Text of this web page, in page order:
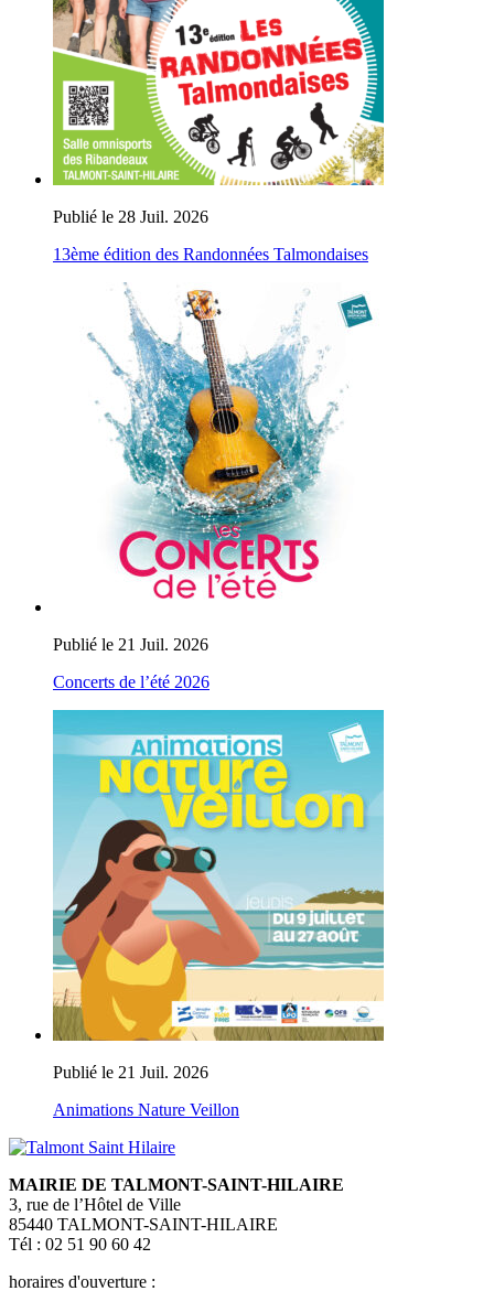
Publié le 28 Juil. 2026
13ème édition des Randonnées Talmondaises
Publié le 21 Juil. 2026
Concerts de l’été 2026
Publié le 21 Juil. 2026
Animations Nature Veillon
MAIRIE DE TALMONT-SAINT-HILAIRE
3, rue de l’Hôtel de Ville
85440 TALMONT-SAINT-HILAIRE
Tél : 02 51 90 60 42
horaires d'ouverture :